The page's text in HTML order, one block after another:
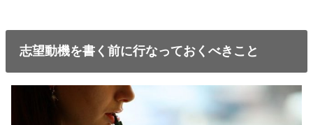
志望動機を書く前に行なっておくべきこと